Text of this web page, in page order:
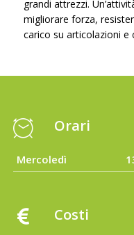
grandi attrezzi.
migliorare forza,
carico su articolazioni e
Orari
Mercoledì
Costi